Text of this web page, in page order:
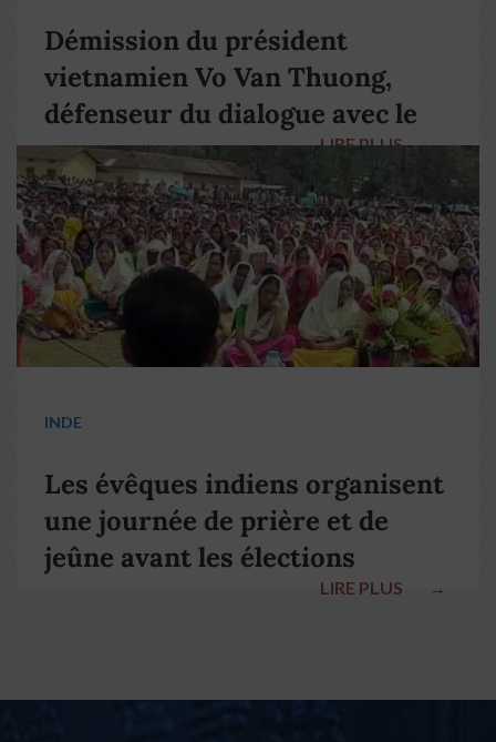
Démission du président
vietnamien Vo Van Thuong,
défenseur du dialogue avec le
pape François
LIRE PLUS →
INDE
Les évêques indiens organisent
une journée de prière et de
jeûne avant les élections
LIRE PLUS →